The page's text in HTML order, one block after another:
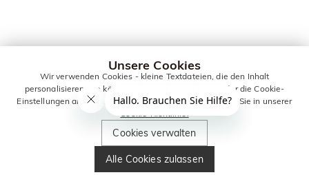
Unsere Cookies
Wir verwenden Cookies - kleine Textdateien, die den Inhalt
personalisieren. Sie können alle Cookies zulassen oder die Cookie-
Einstellungen anpassen. Weitere Informationen erhalten Sie in unserer
Cookie-Richtlinie.
Cookies verwalten
Alle Cookies zulassen